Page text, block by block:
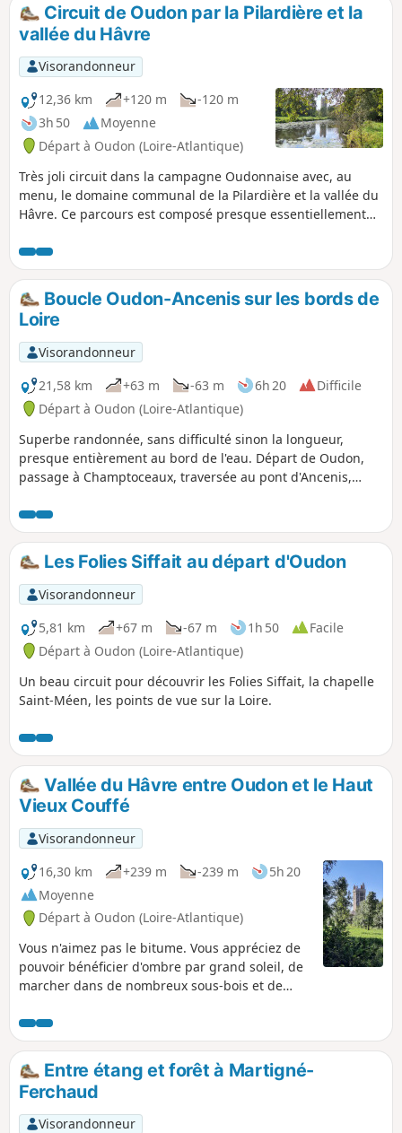
Circuit de Oudon par la Pilardière et la
vallée du Hâvre
Visorandonneur
12,36 km
+120 m
-120 m
3h 50
Moyenne
Départ à Oudon (Loire-Atlantique)
Très joli circuit dans la campagne Oudonnaise avec, au
menu, le domaine communal de la Pilardière et la vallée du
Hâvre. Ce parcours est composé presque essentiellement
y accéderez par tous les temps à l'exception des bords du
Hâvre en période de crues. Sachez que de très nombreuses
portions sont arborées vous permettant de l'apprécier
particulièrement par temps chaud. Suivant la saison, vous
pourrez peut-être admirer de magnifiques tapis de
cyclamens au pied des arbres dans la propriété de la
Pilardière.
Boucle Oudon-Ancenis sur les bords de
Loire
Visorandonneur
21,58 km
+63 m -63 m 6h 20
Difficile
Départ à Oudon (Loire-Atlantique)
Superbe randonnée, sans difficulté sinon la longueur,
presque entièrement au bord de l'eau. Départ de Oudon,
passage à Champtoceaux, traversée au pont d'Ancenis,
Sud et le GR®3E sur la rive Nord, Balisage Rouge et Blanc,
bien présent. Sur les 22 km, environ 5 km de route de
campagne sur la partie Ancenis-Oudon. Le reste est du
chemin ou du sentier.
Les Folies Siffait au départ d'Oudon
Visorandonneur
5,81 km
+67 m -67 m 1h 50
Facile
Départ à Oudon (Loire-Atlantique)
Un beau circuit pour découvrir les Folies Siffait, la chapelle
Saint-Méen, les points de vue sur la Loire.
Vallée du Hâvre entre Oudon et le Haut
Vieux Couffé
Visorandonneur
16,30 km
+239 m -239 m
5h 20
Moyenne
Départ à Oudon (Loire-Atlantique)
Vous n'aimez pas le bitume. Vous appréciez de
pouvoir bénéficier d'ombre par grand soleil, de
marcher dans de nombreux sous-bois et de
et descentes ne vous font par peur. Alors cette
très belle randonnée, le long de la Vallée du
Hâvre au départ de Oudon, saura vous
satisfaire. Attention, au (7), la passerelle du Pont
Noyer est retirée du 1er novembre au 15 avril,
en fonction du niveau d'étiage de la rivière.
Entre étang et forêt à Martigné-
Ferchaud
Visorandonneur